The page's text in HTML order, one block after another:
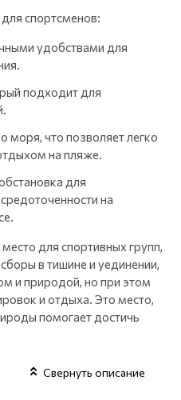
спортсменов:
удобствами для
подходит для
моря, что позволяет легко
на пляже.
для
на
для спортивных групп,
в тишине и уединении,
и природой, но при этом
и отдыха. Это место,
помогает достичь
Свернуть описание